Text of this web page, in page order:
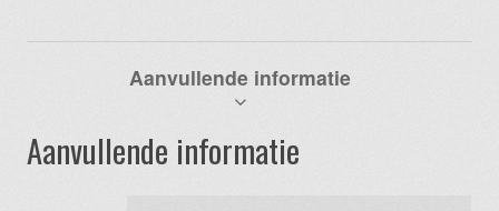
Aanvullende informatie
Aanvullende informatie